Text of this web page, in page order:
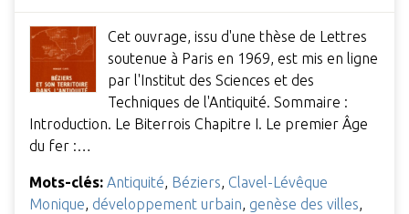
Cet ouvrage, issu d'une thèse de Lettres
soutenue à Paris en 1969, est mis en ligne
par l'Institut des Sciences et des
Techniques de l'Antiquité. Sommaire :
Introduction. Le Biterrois Chapitre I. Le premier Âge
du fer :…
Mots-clés: Antiquité Béziers Clavel-Lévêque
Monique développement urbain genèse des villes